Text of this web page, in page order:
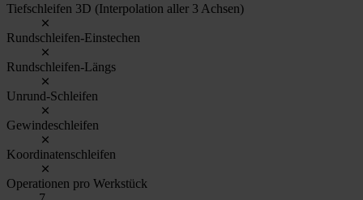
Tiefschleifen 3D (Interpolation aller 3 Achsen)
Rundschleifen-Einstechen
Rundschleifen-Längs
Unrund-Schleifen
Gewindeschleifen
Koordinatenschleifen
Operationen pro Werkstück